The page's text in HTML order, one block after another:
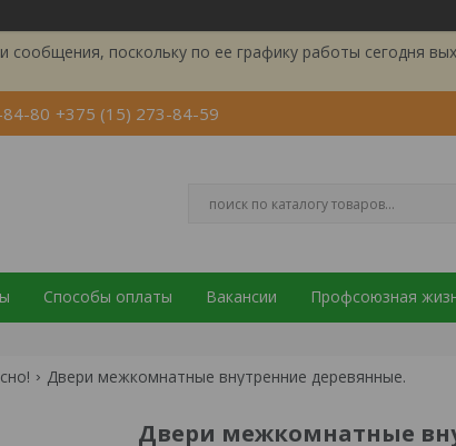
поскольку по ее графику работы сегодня
80 +375 (15) 273-84-59
Способы оплаты Вакансии Профсоюзная
Двери межкомнатные внутренние деревянные.
Двери межкомнатные